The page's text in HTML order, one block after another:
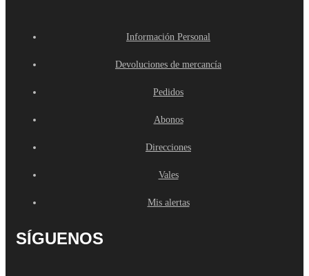
Información Personal
Devoluciones de mercancía
Pedidos
Abonos
Direcciones
Vales
Mis alertas
SÍGUENOS